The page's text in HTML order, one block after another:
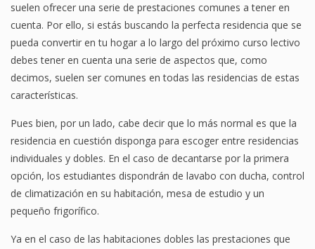
suelen ofrecer una serie de prestaciones comunes a tener en
cuenta. Por ello, si estás buscando la perfecta residencia que se
pueda convertir en tu hogar a lo largo del próximo curso lectivo
debes tener en cuenta una serie de aspectos que, como
decimos, suelen ser comunes en todas las residencias de estas
características.
Pues bien, por un lado, cabe decir que lo más normal es que la
residencia en cuestión disponga para escoger entre residencias
individuales y dobles. En el caso de decantarse por la primera
opción, los estudiantes dispondrán de lavabo con ducha, control
de climatización en su habitación, mesa de estudio y un
pequeño frigorífico.
Ya en el caso de las habitaciones dobles las prestaciones que